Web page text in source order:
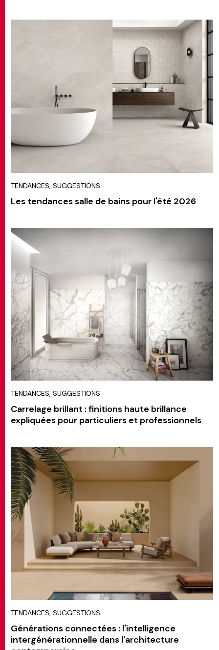
TENDANCES, SUGGESTIONS
Les tendances salle de bains pour l'été 2026
TENDANCES, SUGGESTIONS
Carrelage brillant : finitions haute brillance
expliquées pour particuliers et professionnels
TENDANCES, SUGGESTIONS
Générations connectées : l'intelligence
intergénérationnelle dans l'architecture